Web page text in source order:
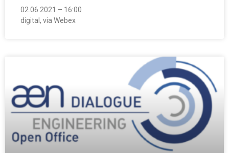
02.06.2021 – 16:00
digital, via Webex